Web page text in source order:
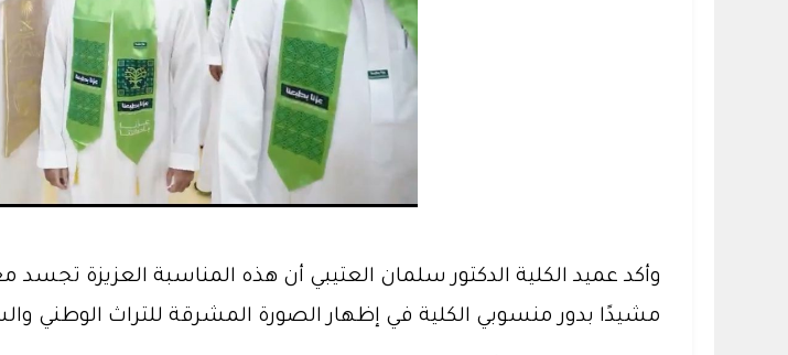
مشيدًا بدور منسوبي الكلية في إظهار الصورة المشرقة للتراث الوطني